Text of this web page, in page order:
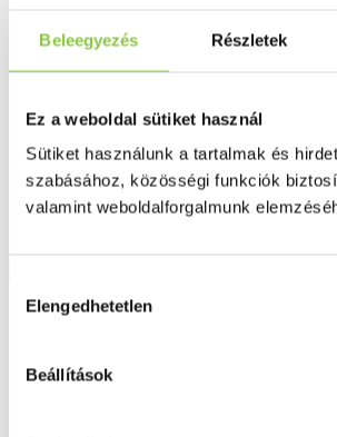
Beleegyezés Részletek
Ez a weboldal sütiket használ
Sütiket használunk a tartalmak és
szabásához, közösségi funkciók
valamint weboldalforgalmunk
kiválasztása
Elengedhetetlen
Beállítások
Fogselyem
Műfogsor ápolás
Fogköztisztító
Teák
É́lvezeti
Gyógyteák
Könyvek
Egészség ajándékba
Ajánlataink
Sebkezelés, fertőtlenítés
Metacare (Betacare) providon-jód 10%